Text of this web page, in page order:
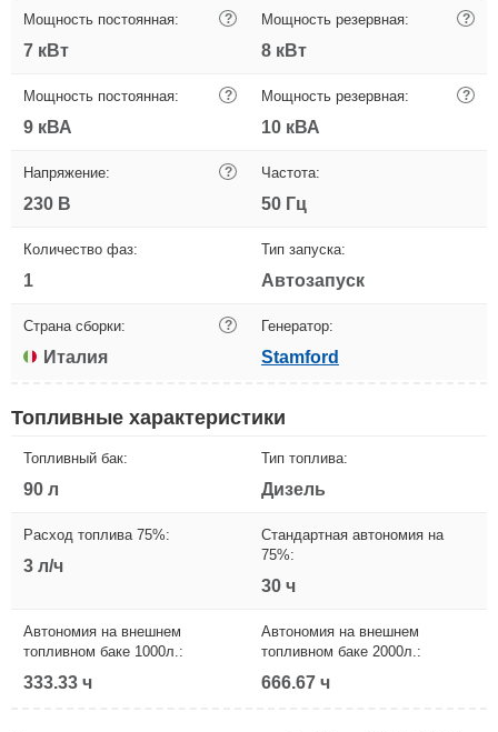
Мощность постоянная: ?
7 кВт
Мощность резервная: ?
8 кВт
Мощность постоянная: ?
9 кВА
Мощность резервная: ?
10 кВА
Напряжение: ?
230 В
Частота:
50 Гц
Количество фаз:
1
Тип запуска:
Автозапуск
Страна сборки: ?
Италия
Генератор:
Stamford
Топливные характеристики
Топливный бак:
90 л
Тип топлива:
Дизель
Расход топлива 75%:
3 л/ч
Стандартная автономия на
75%:
30 ч
Автономия на внешнем
топливном баке 1000л.:
333.33 ч
Автономия на внешнем
топливном баке 2000л.:
666.67 ч